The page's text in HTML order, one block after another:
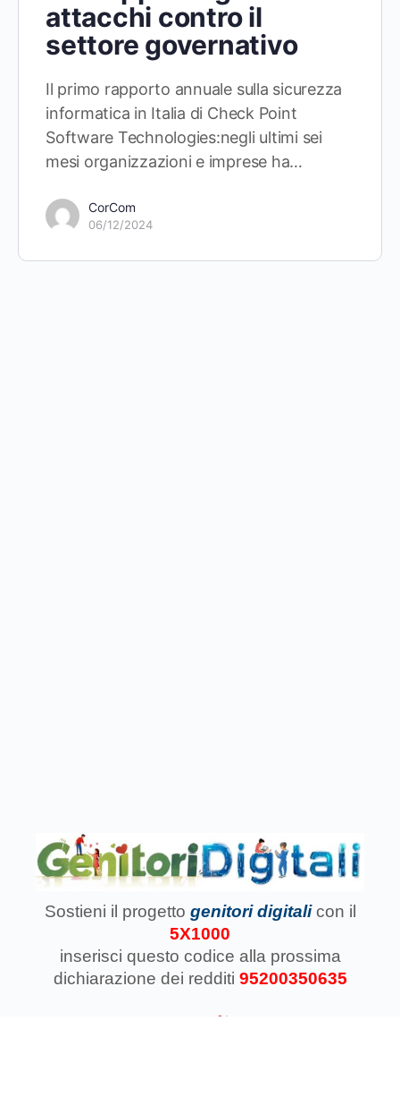
attacchi contro il
settore governativo
Il primo rapporto annuale sulla sicurezza
informatica in Italia di Check Point
Software Technologies:negli ultimi sei
mesi organizzazioni e imprese ha…
CorCom
06/12/2024
Sostieni il progetto genitori digitali con il
5X1000
inserisci questo codice alla prossima
dichiarazione dei redditi 95200350635